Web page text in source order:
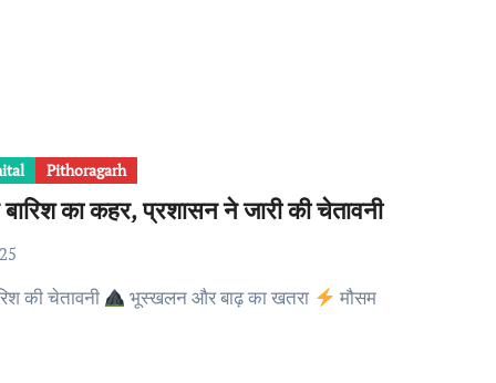
Pithoragarh
का कहर, प्रशासन ने जारी की चेतावनी
की चेतावनी भूस्खलन और बाढ़ का खतरा मौसम